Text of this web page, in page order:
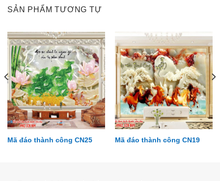
SẢN PHẨM TƯƠNG TỰ
Mã đáo thành công CN25 Mã đáo thành công CN19